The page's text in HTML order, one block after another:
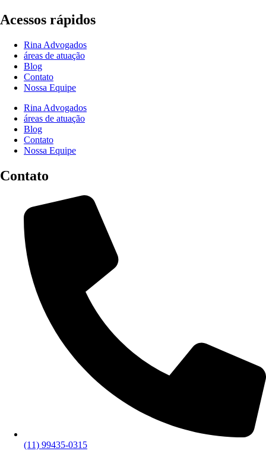
Acessos rápidos
Rina Advogados
áreas de atuação
Blog
Contato
Nossa Equipe
Rina Advogados
áreas de atuação
Blog
Contato
Nossa Equipe
Contato
(11) 99435-0315